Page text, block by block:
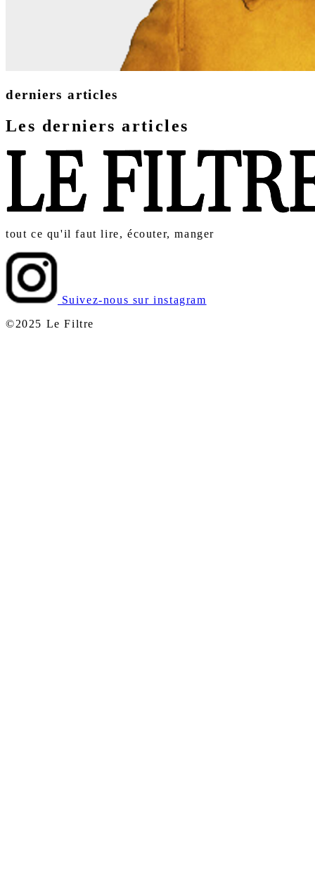
derniers articles
Les derniers articles
tout ce qu'il faut lire, écouter, manger
Suivez-nous sur instagram
©2025 Le Filtre